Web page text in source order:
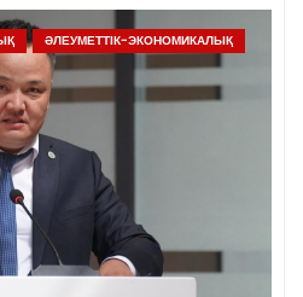
ӘЛЕУМЕТТІК-ЭКОНОМИКАЛЫҚ